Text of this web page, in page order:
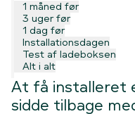
1 måned før
3 uger før
1 dag før
Installationsdagen
Test af ladeboksen
Alt i alt
At få installeret
sidde tilbage